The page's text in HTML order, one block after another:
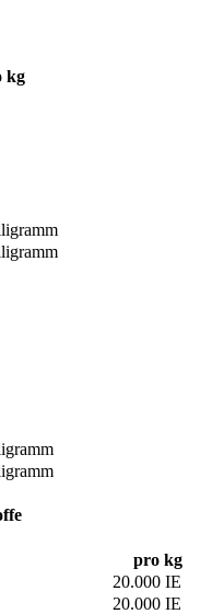
kg
pro kg
20.000 IE
20.000 IE